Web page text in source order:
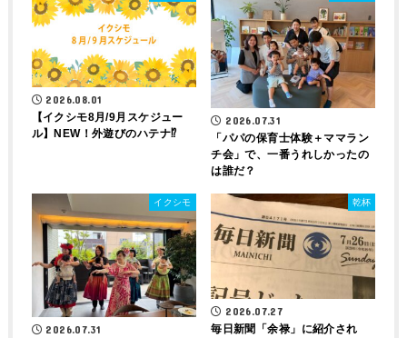
2026.08.01
【イクシモ8月/9月スケジュー
ル】NEW！外遊びのハテナ⁉
2026.07.31
「パパの保育士体験＋ママラン
チ会」で、一番うれしかったの
は誰だ？
イクシモ
2026.07.31
乾杯
2026.07.27
毎日新聞「余禄」に紹介され